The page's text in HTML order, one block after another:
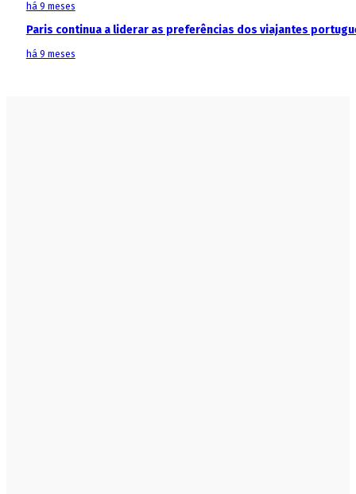
há 9 meses
Paris continua a liderar as preferências dos viajantes
há 9 meses